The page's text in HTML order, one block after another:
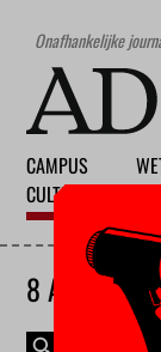
Onafhankelijke
CAMPUS
CULTUUR
8